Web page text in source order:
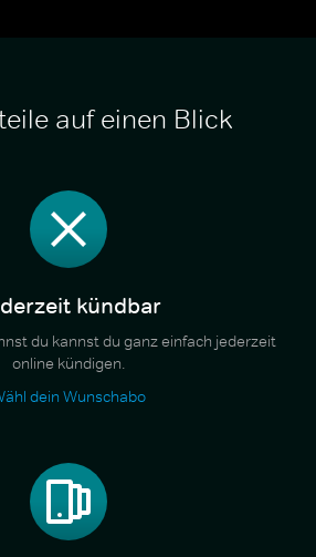
auf einen Blick
kündbar
du kannst du ganz einfach jederzeit
online kündigen.
dein Wunschabo